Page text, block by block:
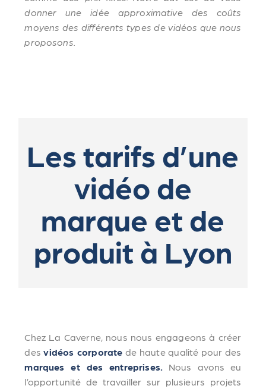
donner une idée approximative des coûts
moyens des différents types de vidéos que nous
proposons.
Les tarifs d’une
vidéo de
marque et de
produit à Lyon
Chez La Caverne, nous nous engageons à créer
desvidéos corporate de haute qualité pour des
marques et des entreprises. Nous avons eu
l’opportunité de travailler sur plusieurs projets